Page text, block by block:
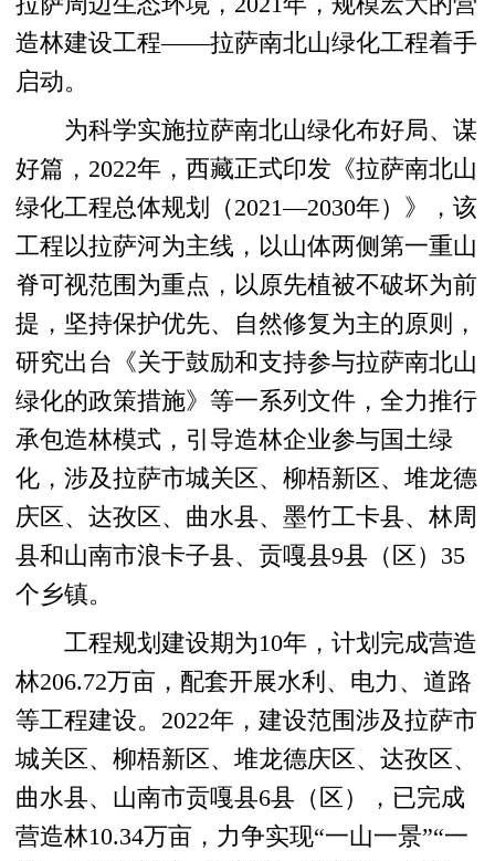
造林建设工程——拉萨南北山绿化工程着手
启动。
为科学实施拉萨南北山绿化布好局、谋
好篇，2022年，西藏正式印发《拉萨南北山
绿化工程总体规划（2021—2030年）》，该
工程以拉萨河为主线，以山体两侧第一重山
脊可视范围为重点，以原先植被不破坏为前
提，坚持保护优先、自然修复为主的原则，
研究出台《关于鼓励和支持参与拉萨南北山
绿化的政策措施》等一系列文件，全力推行
承包造林模式，引导造林企业参与国土绿
化，涉及拉萨市城关区、柳梧新区、堆龙德
庆区、达孜区、曲水县、墨竹工卡县、林周
县和山南市浪卡子县、贡嘎县9县（区）35
个乡镇。
工程规划建设期为10年，计划完成营造
林206.72万亩，配套开展水利、电力、道路
等工程建设。2022年，建设范围涉及拉萨市
城关区、柳梧新区、堆龙德庆区、达孜区、
曲水县、山南市贡嘎县6县（区），已完成
营造林10.34万亩，力争实现“一山一景”“一